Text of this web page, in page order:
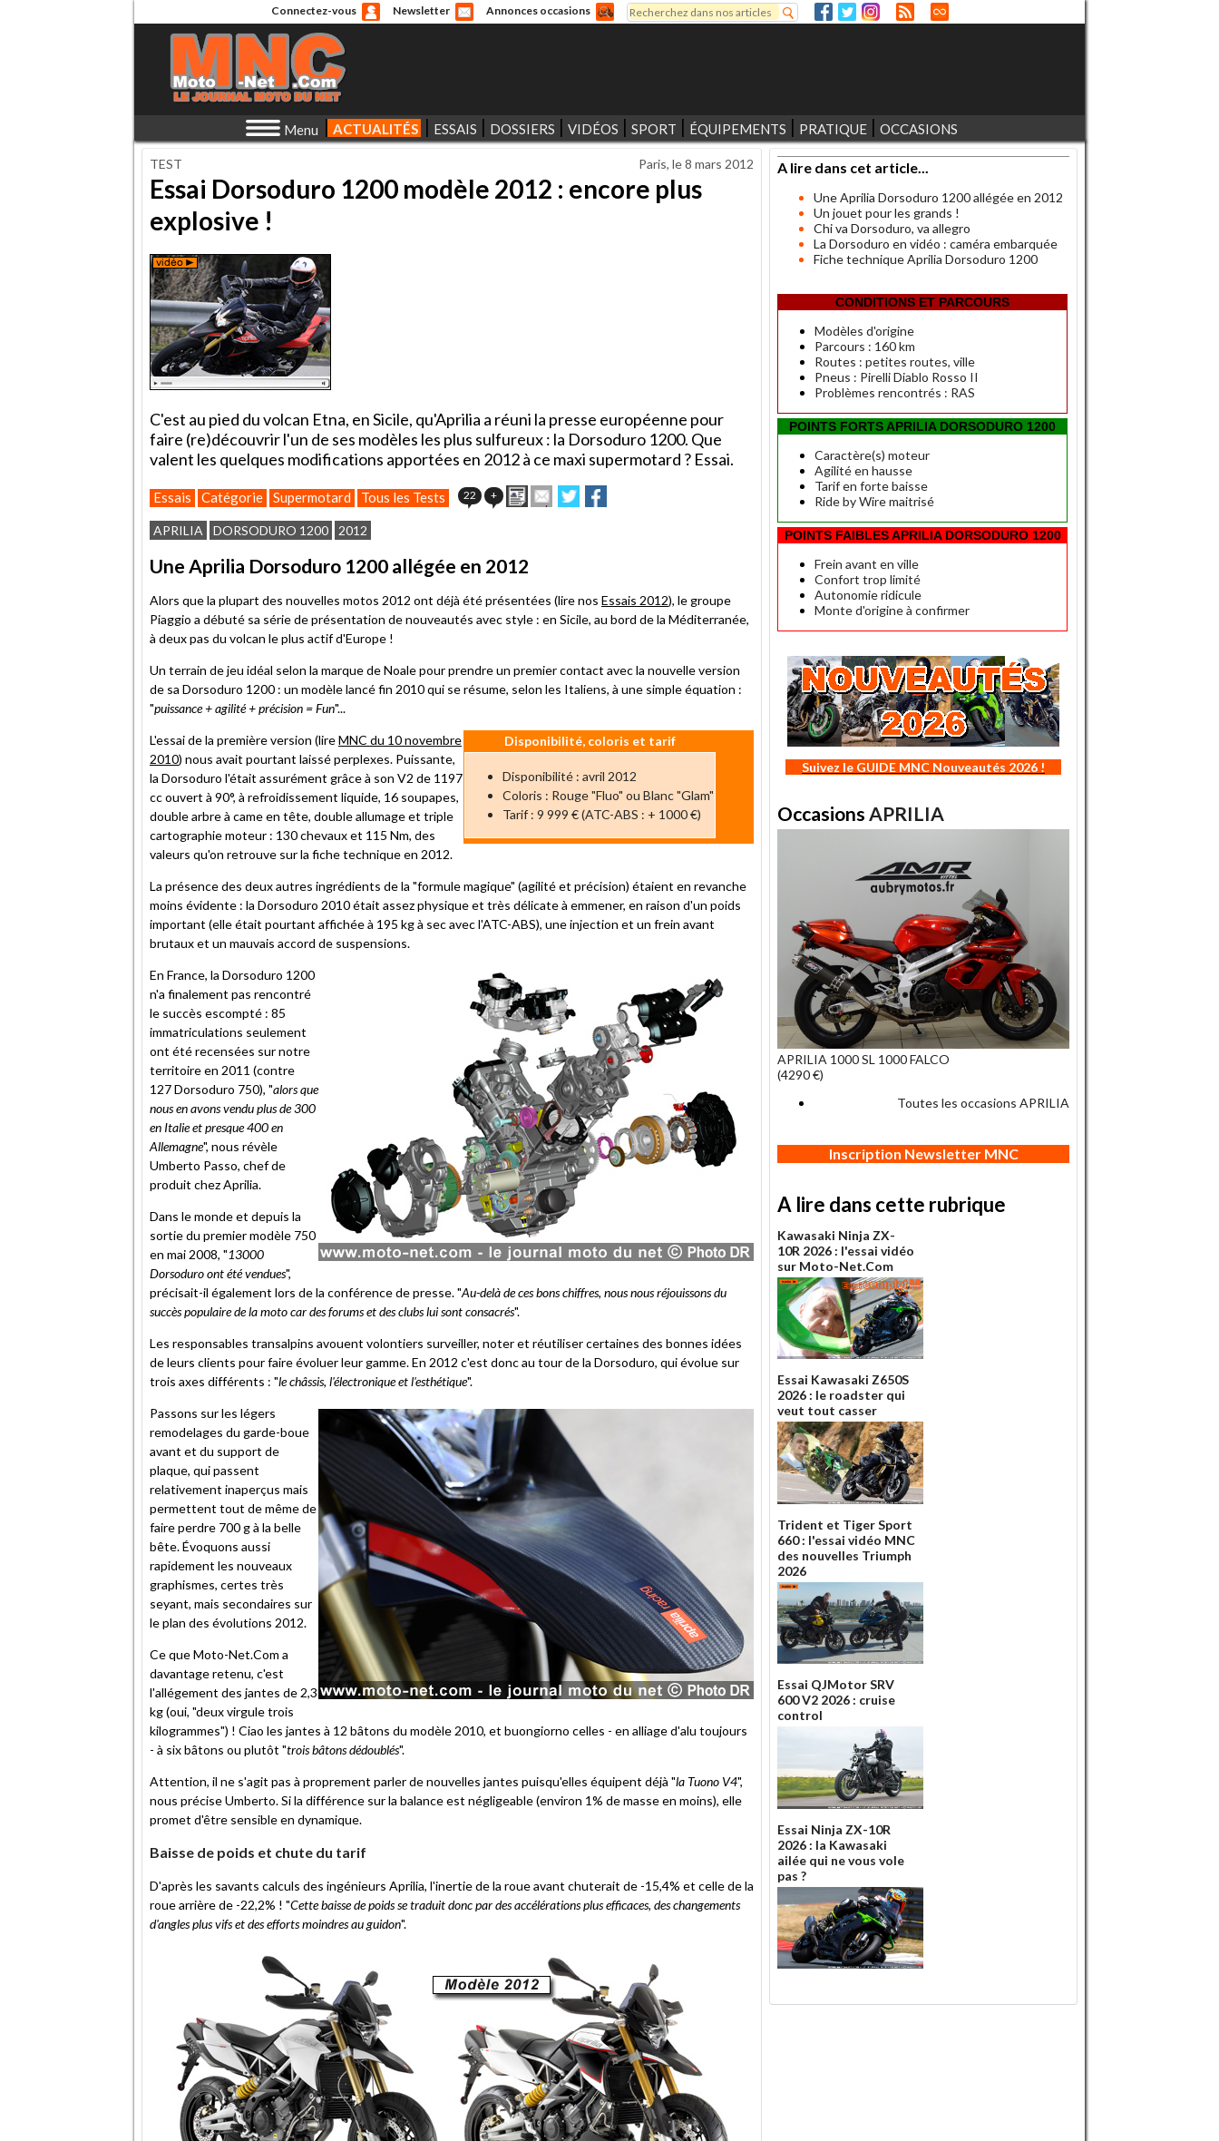
Connectez-vous Newsletter Annonces occasions
Formulaire de recherche
Rechercher
Menu ACTUALITÉS ESSAIS DOSSIERS VIDÉOS SPORT ÉQUIPEMENTS PRATIQUE OCCASIONS
TEST Paris, le8 mars 2012
Essai Dorsoduro 1200 modèle 2012 : encore plus
explosive !
C'est au pied du volcan Etna, en Sicile, qu'Aprilia a réuni la presse européenne pour
faire (re)découvrir l'un de ses modèles les plus sulfureux : la Dorsoduro 1200. Que
valent les quelques modifications apportées en 2012 à ce maxi supermotard ? Essai.
Essais Catégorie Supermotard Tous les Tests 22 + ImprimerEnvoyer
cet
Partager
sur
sur
APRILIA DORSODURO 1200 2012
Une Aprilia Dorsoduro 1200 allégée en 2012
Alors que la plupart des nouvelles motos 2012 ont déjà été présentées (lire nos Essais 2012), le groupe
Piaggio a débuté sa série de présentation de nouveautés avec style : en Sicile, au bord de la Méditerranée,
à deux pas du volcan le plus actif d'Europe !
Un terrain de jeu idéal selon la marque de Noale pour prendre un premier contact avec la nouvelle version
de sa Dorsoduro 1200 : un modèle lancé fin 2010 qui se résume, selon les Italiens, à une simple équation :
"puissance + agilité + précision = Fun"...
Disponibilité, coloris et tarif
Disponibilité : avril 2012
Coloris : Rouge "Fluo" ou Blanc "Glam"
Tarif : 9 999 € (ATC-ABS : + 1000 €)
L'essai de la première version (lireMNC du 10 novembre
2010) nous avait pourtant laissé perplexes. Puissante,
la Dorsoduro l'était assurément grâce à son V2 de 1197
cc ouvert à 90°, à refroidissement liquide, 16 soupapes,
double arbre à came en tête, double allumage et triple
cartographie moteur : 130 chevaux et 115 Nm, des
valeurs qu'on retrouve sur la fiche technique en 2012.
La présence des deux autres ingrédients de la "formule magique" (agilité et précision) étaient en revanche
moins évidente : la Dorsoduro 2010 était assez physique et très délicate à emmener, en raison d'un poids
important (elle était pourtant affichée à 195 kg à sec avec l'ATC-ABS), une injection et un frein avant
brutaux et un mauvais accord de suspensions.
En France, la Dorsoduro 1200
n'a finalement pas rencontré
le succès escompté : 85
immatriculations seulement
ont été recensées sur notre
territoire en 2011 (contre
127 Dorsoduro 750), "alors que
nous en avons vendu plus de 300
en Italie et presque 400 en
Allemagne", nous révèle
Umberto Passo, chef de
produit chez Aprilia.
Dans le monde et depuis la
sortie du premier modèle 750
en mai 2008, "13000
Dorsoduro ont été vendues",
précisait-il également lors de la conférence de presse. "Au-delà de ces bons chiffres, nous nous réjouissons du
succès populaire de la moto car des forums et des clubs lui sont consacrés".
Les responsables transalpins avouent volontiers surveiller, noter et réutiliser certaines des bonnes idées
de leurs clients pour faire évoluer leur gamme. En 2012 c'est donc au tour de la Dorsoduro, qui évolue sur
trois axes différents : "le châssis, l'électronique et l'esthétique".
Passons sur les légers
remodelages du garde-boue
avant et du support de
plaque, qui passent
relativement inaperçus mais
permettent tout de même de
faire perdre 700 g à la belle
bête. Évoquons aussi
rapidement les nouveaux
graphismes, certes très
seyant, mais secondaires sur
le plan des évolutions 2012.
Ce que Moto-Net.Com a
davantage retenu, c'est
l'allégement des jantes de 2,3
kg (oui, "deux virgule trois
kilogrammes") ! Ciao les jantes à 12 bâtons du modèle 2010, et buongiorno celles - en alliage d'alu toujours
- à six bâtons ou plutôt "trois bâtons dédoublés".
Attention, il ne s'agit pas à proprement parler de nouvelles jantes puisqu'elles équipent déjà "la Tuono V4",
nous précise Umberto. Si la différence sur la balance est négligeable (environ 1% de masse en moins), elle
promet d'être sensible en dynamique.
Baisse de poids et chute du tarif
D'après les savants calculs des ingénieurs Aprilia, l'inertie de la roue avant chuterait de -15,4% et celle de la
roue arrière de -22,2% ! "Cette baisse de poids se traduit donc par des accélérations plus efficaces, des changements
d'angles plus vifs et des efforts moindres au guidon".
A lire dans cet article...
Une Aprilia Dorsoduro 1200 allégée en 2012
Un jouet pour les grands !
Chi va Dorsoduro, va allegro
La Dorsoduro en vidéo : caméra embarquée
Fiche technique Aprilia Dorsoduro 1200
CONDITIONS ET PARCOURS
Modèles d'origine
Parcours : 160 km
Routes : petites routes, ville
Pneus : Pirelli Diablo Rosso II
Problèmes rencontrés : RAS
POINTS FORTS APRILIA DORSODURO 1200
Caractère(s) moteur
Agilité en hausse
Tarif en forte baisse
Ride by Wire maitrisé
POINTS FAIBLES APRILIA DORSODURO 1200
Frein avant en ville
Confort trop limité
Autonomie ridicule
Monte d'origine à confirmer
Suivez le GUIDE MNC Nouveautés 2026 !
Occasions APRILIA
APRILIA 1000 SL 1000 FALCO
(4290 €)
Toutes les occasions APRILIA
Inscription Newsletter MNC
A lire dans cette rubrique
Kawasaki Ninja ZX-
10R 2026 : l'essai vidéo
sur Moto-Net.Com
Essai Kawasaki Z650S
2026 : le roadster qui
veut tout casser
Trident et Tiger Sport
660 : l'essai vidéo MNC
des nouvelles Triumph
2026
Essai QJMotor SRV
600 V2 2026 : cruise
control
Essai Ninja ZX-10R
2026 : la Kawasaki
ailée qui ne vous vole
pas ?